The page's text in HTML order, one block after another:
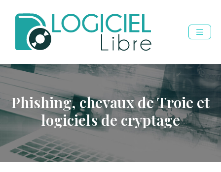
Phishing, chevaux de Troie et
logiciels de cryptage